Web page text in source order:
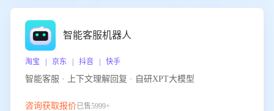
智能客服机器人
淘宝 | 京东 | 抖音 | 快手
智能客服 · 上下文理解回复 · 自研XPT大模型
咨询获取报价已售5999+